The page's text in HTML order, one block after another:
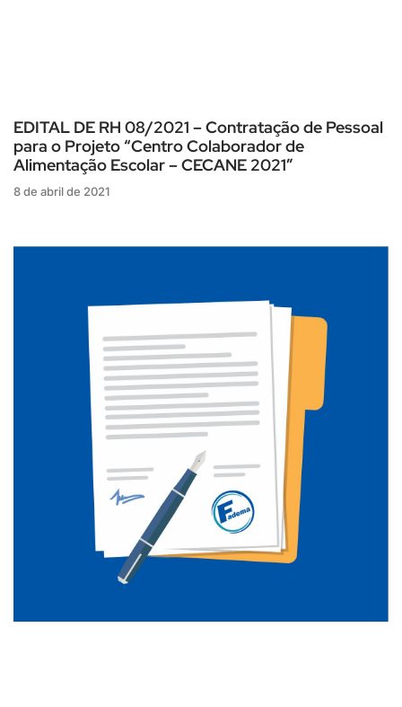
EDITAL DE RH 08/2021 – Contratação de Pessoal
para o Projeto “Centro Colaborador de
Alimentação Escolar – CECANE 2021”
8 de abril de 2021